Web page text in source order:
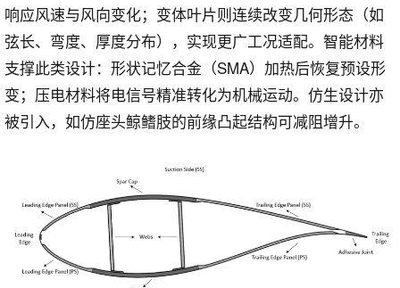
响应风速与风向变化；变体叶片则连续改变几何形态（如
弦长、弯度、厚度分布），实现更广工况适配。智能材料
支撑此类设计：形状记忆合金（SMA）加热后恢复预设形
变；压电材料将电信号精准转化为机械运动。仿生设计亦
被引入，如仿座头鲸鳍肢的前缘凸起结构可减阻增升。